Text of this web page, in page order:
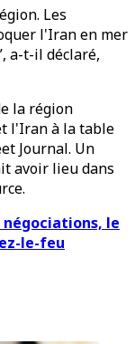
Les
l'Iran en mer
a-t-il déclaré,
la région
l'Iran à la table
Journal. Un
avoir lieu dans
négociations, le
le-feu